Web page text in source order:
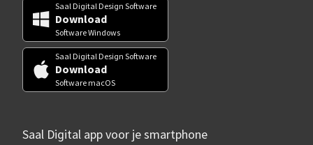
Saal Digital Design Software
Download
Software Windows
Saal Digital Design Software
Download
Software macOS
Saal Digital app voor je smartphone